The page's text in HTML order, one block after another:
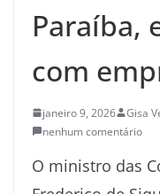
Paraíba,
com
janeiro 9, 2026 Gisa
nenhum comentário
O ministro das